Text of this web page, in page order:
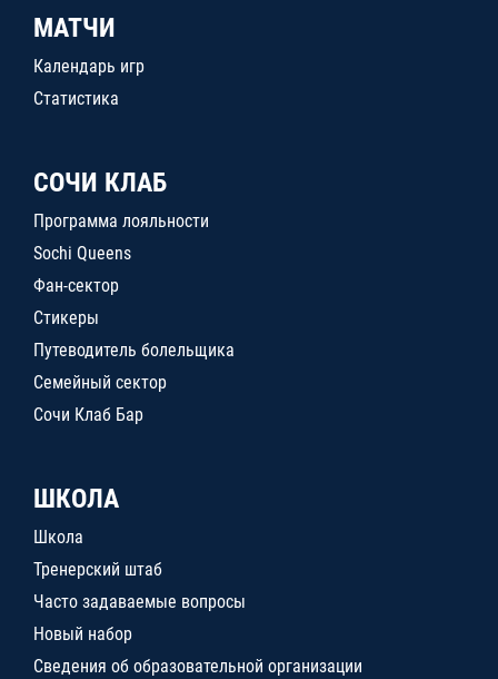
МАТЧИ
Календарь игр
Статистика
СОЧИ КЛАБ
Программа лояльности
Sochi Queens
Фан-сектор
Стикеры
Путеводитель болельщика
Семейный сектор
Сочи Клаб Бар
ШКОЛА
Школа
Тренерский штаб
Часто задаваемые вопросы
Новый набор
Сведения об образовательной организации